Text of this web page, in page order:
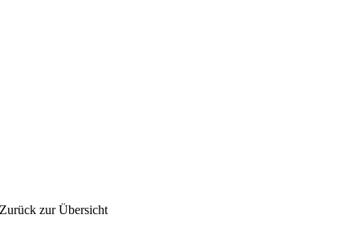
Zurück zur Übersicht